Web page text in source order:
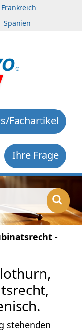
Frankreich
Spanien
Fachartikel
Ihre Frage
-
stehenden